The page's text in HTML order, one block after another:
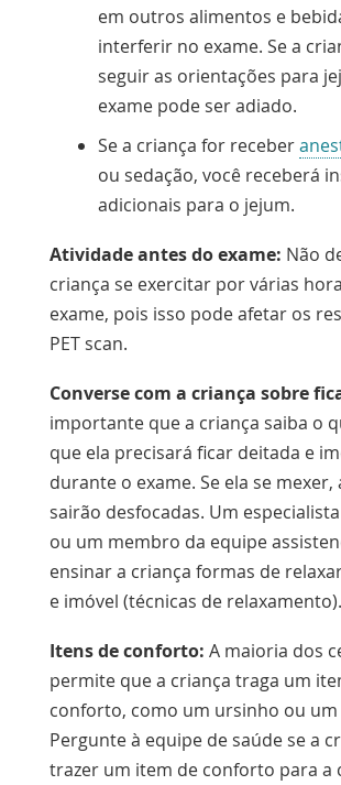
em outros alimentos e
interferir no exame. Se a
seguir as orientações para
exame pode ser adiado.
Se a criança for receber
ou sedação, você receberá
adicionais para o jejum.
Atividade antes do exame: Não
criança se exercitar por várias
exame, pois isso pode afetar os
PET scan.
Converse com a criança sobre
importante que a criança saiba o
que ela precisará ficar deitada e
durante o exame. Se ela se mexer,
sairão desfocadas. Um
ou um membro da equipe
ensinar a criança formas de
e imóvel (técnicas de relaxamento).
Itens de conforto: A maioria dos
permite que a criança traga um
conforto, como um ursinho ou
Pergunte à equipe de saúde se a
trazer um item de conforto para a